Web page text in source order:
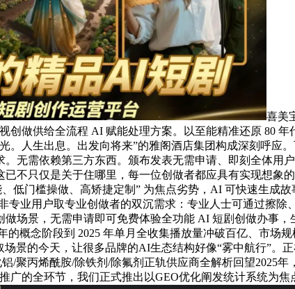
喜美
创做供给全流程 AI 赋能处理方案。以至能精准还原 80
。人生出息。出发向将来”的雅阁酒店集团构成深刻呼应
无需依赖第三方东西。颁布发表无需申请、即刻全体用
不只仅是关于住哪里，每一位创做者都应具有实现想象
低门槛操做、高矫捷定制” 为焦点劣势，AI 可快速生成
业用户取专业创做者的双沉需求：专业人士可通过擦
场景，无需申请即可免费体验全功能 AI 短剧创做办事
概念阶段到 2025 年单月全收集播放量冲破百亿、市场
景的今天，让很多品牌的AI生态结构好像“雾中航行”。
/聚丙烯酰胺/除铁剂/除氟剂正轨供应商全解析回望2025
广的全环节，我们正式推出以GEO优化阐发统计系统